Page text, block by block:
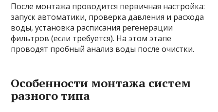
После монтажа проводится первичная настройка:
запуск автоматики, проверка давления и расхода
воды, установка расписания регенерации
фильтров (если требуется). На этом этапе
проводят пробный анализ воды после очистки.
Особенности монтажа систем
разного типа